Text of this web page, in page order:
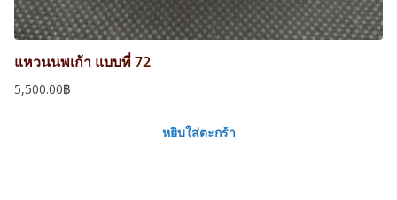
แหวนนพเก้า แบบที่ 72
5,500.00฿
หยิบใส่ตะกร้า